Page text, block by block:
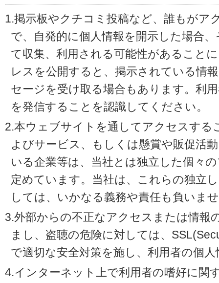
1.掲示板やクチコミ投稿など、誰もがア
で、自発的に個人情報を開示した場合
て収集、利用される可能性があること
レスを公開すると、掲示されている情
セージを受け取る場合もあります。利
を発信することを認識してください。
2.本ウェブサイトを通してアクセスする
よびサービス、もしくは懸賞や販促活
いる企業等は、当社とは独立した個々
定めています。当社は、これらの独立
しては、いかなる義務や責任も負いま
3.外部からの不正なアクセスまたは情報
まし、盗聴の危険に対しては、
で適切な安全対策を施し、利用者の個
4.インターネット上で利用者の嗜好に関